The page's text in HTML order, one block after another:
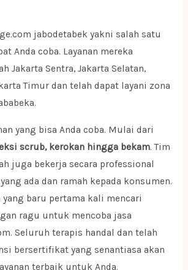
jabodetabek yakni salah satu
Anda coba. Layanan mereka
Jakarta Sentra, Jakarta Selatan,
Timur dan telah dapat layani zona
yang bisa Anda coba. Mulai dari
scrub, kerokan hingga bekam. Tim
juga bekerja secara professional
ada dan ramah kepada konsumen.
yang baru pertama kali mencari
ragu untuk mencoba jasa
Seluruh terapis handal dan telah
bersertifikat yang senantiasa akan
terbaik untuk Anda.